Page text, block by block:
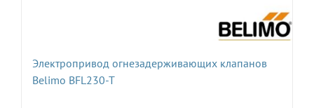
Электропривод огнезадерживающих клапанов
Belimo BFL230-T